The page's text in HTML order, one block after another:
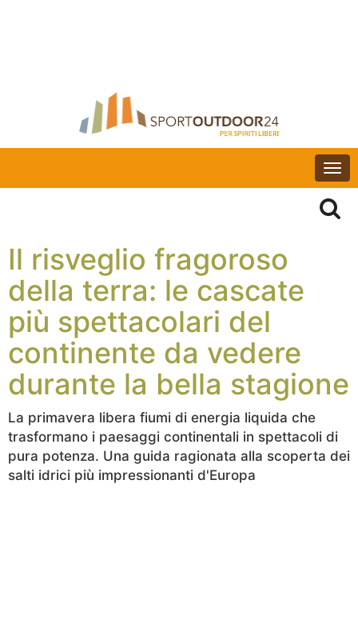
Il risveglio fragoroso
della terra: le cascate
più spettacolari del
continente da vedere
durante la bella stagione
La primavera libera fiumi di energia liquida che
trasformano i paesaggi continentali in spettacoli di
pura potenza. Una guida ragionata alla scoperta dei
salti idrici più impressionanti d'Europa